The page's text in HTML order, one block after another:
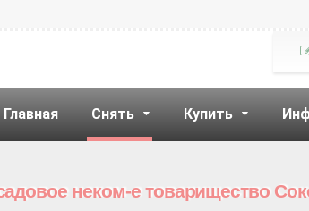
Главная Снять Купить
неком-е товарищество